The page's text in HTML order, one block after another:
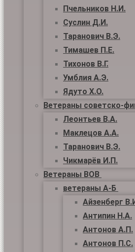
Пчельников Н.И.
Суслин Д.И.
Таранович В.Э.
Тимашев П.Е.
Тихонов В.Г.
Умблия А.Э.
Ядуто Х.О.
Ветераны советско-
Леонтьев В.А.
Маклецов А.А.
Таранович В.Э.
Чикмарёв И.П.
Ветераны ВОВ
ветераны А-Б
Айзенберг
Антипин Н.А.
Антонов А.П.
Антонов П.С.